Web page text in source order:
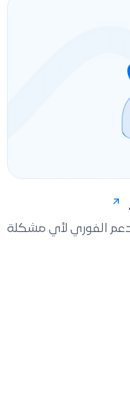
الفوري لأي مشكلة